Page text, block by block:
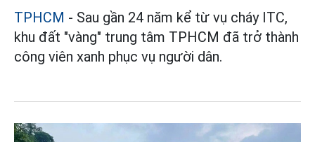
TPHCM - Sau gần 24 năm kể từ vụ cháy ITC,
khu đất "vàng" trung tâm TPHCM đã trở thành
công viên xanh phục vụ người dân.